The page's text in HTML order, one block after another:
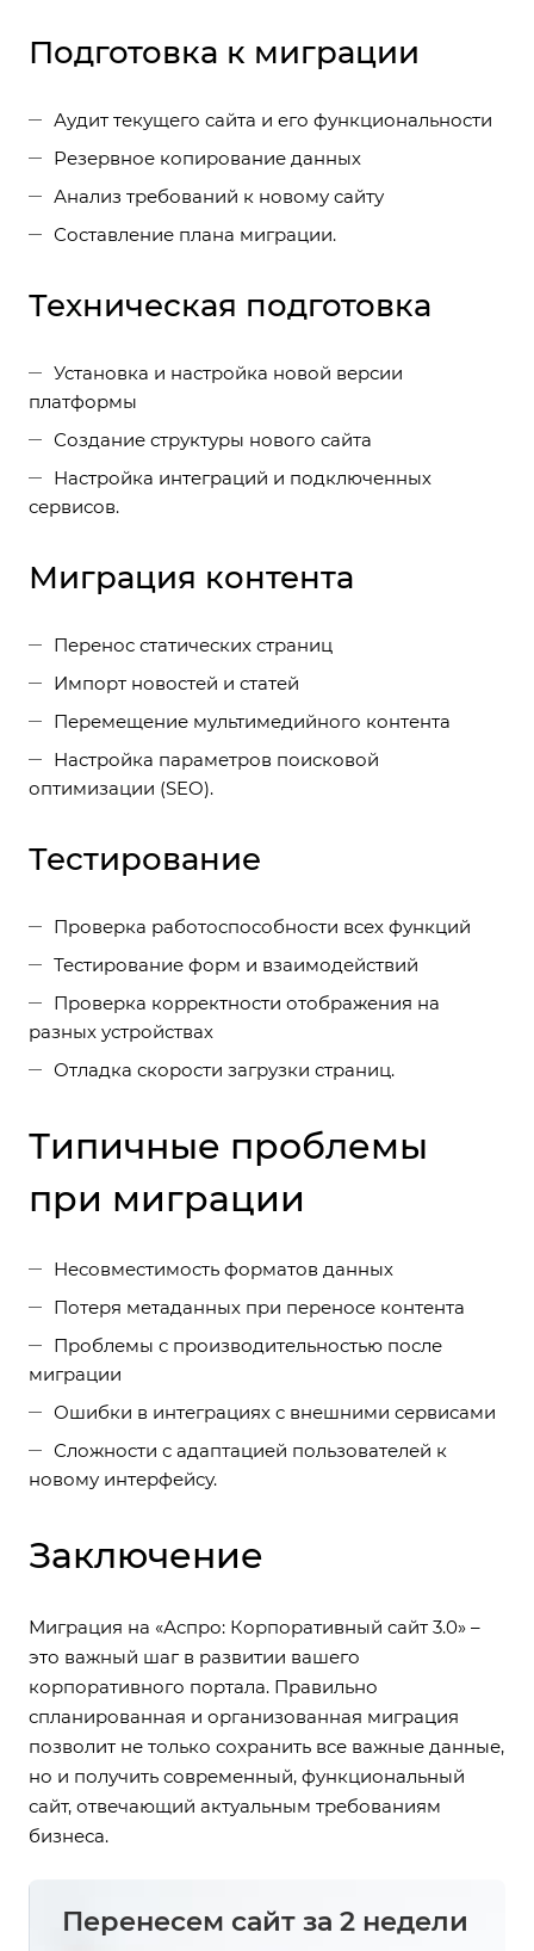
Подготовка к миграции
Аудит текущего сайта и его функциональности
Резервное копирование данных
Анализ требований к новому сайту
Составление плана миграции.
Техническая подготовка
Установка и настройка новой версии
платформы
Создание структуры нового сайта
Настройка интеграций и подключенных
сервисов.
Миграция контента
Перенос статических страниц
Импорт новостей и статей
Перемещение мультимедийного контента
Настройка параметров поисковой
оптимизации (SEO).
Тестирование
Проверка работоспособности всех функций
Тестирование форм и взаимодействий
Проверка корректности отображения на
разных устройствах
Отладка скорости загрузки страниц.
Типичные проблемы
при миграции
Несовместимость форматов данных
Потеря метаданных при переносе контента
Проблемы с производительностью после
миграции
Ошибки в интеграциях с внешними сервисами
Сложности с адаптацией пользователей к
новому интерфейсу.
Заключение
Миграция на «Аспро: Корпоративный сайт 3.0» –
это важный шаг в развитии вашего
корпоративного портала. Правильно
спланированная и организованная миграция
позволит не только сохранить все важные данные,
но и получить современный, функциональный
сайт, отвечающий актуальным требованиям
бизнеса.
Перенесем сайт за 2 недели